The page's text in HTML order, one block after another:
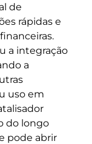
de
rápidas e
a integração
a
uso em
do longo
pode abrir